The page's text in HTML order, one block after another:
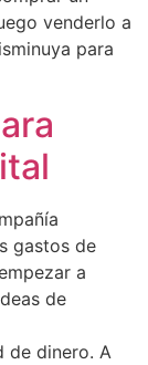
venderlo a
para
gastos de
a
de
de dinero. A